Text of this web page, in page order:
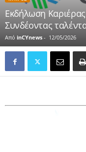
Εκδήλωση
Συνδέοντας
Από inCYnews - 12/05/2026